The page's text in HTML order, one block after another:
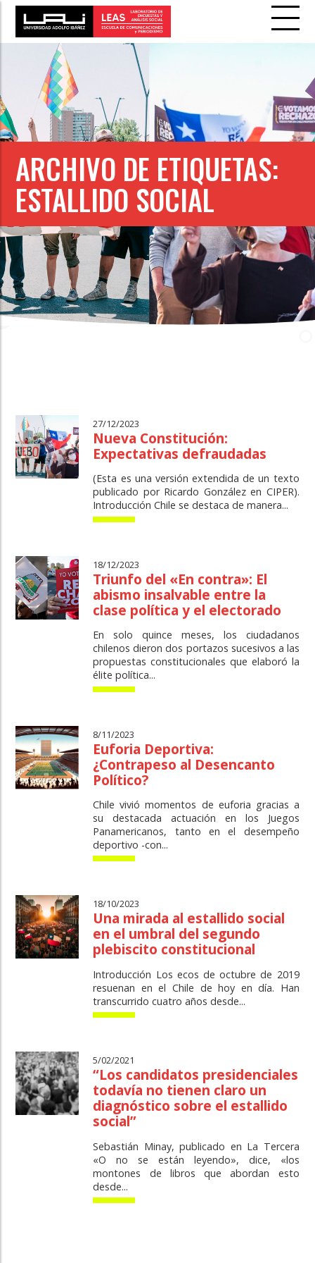
ARCHIVO DE ETIQUETAS:
ESTALLIDO SOCIAL
27/12/2023
Nueva Constitución:
Expectativas defraudadas
(Esta es una versión extendida de un texto
publicado por Ricardo González en CIPER).
Introducción Chile se destaca de manera...
18/12/2023
Triunfo del «En contra»: El
abismo insalvable entre la
clase política y el electorado
En solo quince meses, los ciudadanos
chilenos dieron dos portazos sucesivos a las
propuestas constitucionales que elaboró la
élite política...
8/11/2023
Euforia Deportiva:
¿Contrapeso al Desencanto
Político?
Chile vivió momentos de euforia gracias a
su destacada actuación en los Juegos
Panamericanos, tanto en el desempeño
deportivo -con...
18/10/2023
Una mirada al estallido social
en el umbral del segundo
plebiscito constitucional
Introducción Los ecos de octubre de 2019
resuenan en el Chile de hoy en día. Han
transcurrido cuatro años desde...
5/02/2021
“Los candidatos presidenciales
todavía no tienen claro un
diagnóstico sobre el estallido
social”
Sebastián Minay, publicado en La Tercera
«O no se están leyendo», dice, «los
montones de libros que abordan esto
desde...